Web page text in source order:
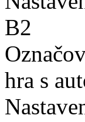
B2
hra s